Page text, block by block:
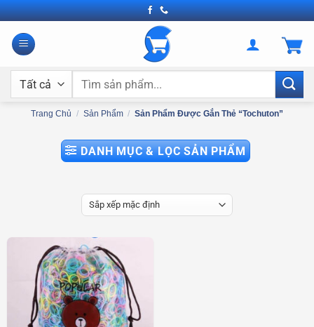
Bỏ
qua
nội
Tìm
Trang Chủ / Sản Phẩm / Sản Phẩm Được Gắn Thẻ “tochuton”
DANH MỤC & LỌC SẢN PHẨM